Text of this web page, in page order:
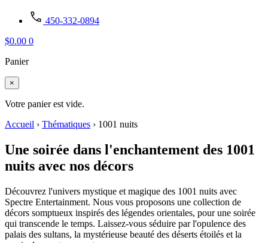
450-332-0894
$0.00 0
Panier
×
Votre panier est vide.
Accueil › Thématiques › 1001 nuits
Une soirée dans l'enchantement des 1001
nuits avec nos décors
Découvrez l'univers mystique et magique des 1001 nuits avec
Spectre Entertainment. Nous vous proposons une collection de
décors somptueux inspirés des légendes orientales, pour une soirée
qui transcende le temps. Laissez-vous séduire par l'opulence des
palais des sultans, la mystérieuse beauté des déserts étoilés et la